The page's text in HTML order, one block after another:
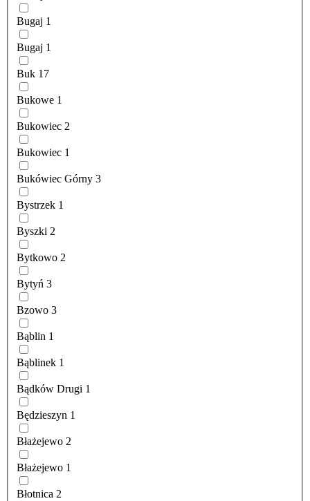
Bugaj 1
Bugaj 1
Buk 17
Bukowe 1
Bukowiec 2
Bukowiec 1
Bukówiec Górny 3
Bystrzek 1
Byszki 2
Bytkowo 2
Bytyń 3
Bzowo 3
Bąblin 1
Bąblinek 1
Bądków Drugi 1
Będzieszyn 1
Błażejewo 2
Błażejewo 1
Błotnica 2